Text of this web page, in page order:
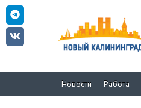
Новости Работа